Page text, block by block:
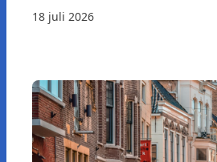
18 juli 2026